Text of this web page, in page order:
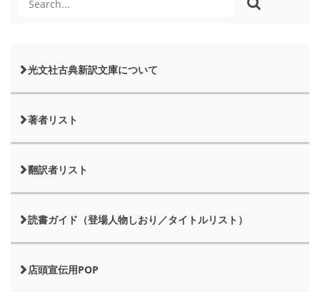
光文社古典新訳文庫について
著者リスト
翻訳者リスト
読書ガイド（登場人物しおり／タイトルリスト）
店頭宣伝用POP